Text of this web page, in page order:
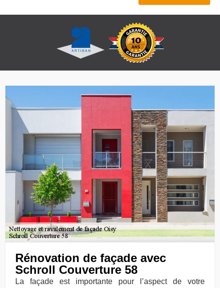
Rénovation de façade avec
Schroll Couverture 58
La façade est importante pour l’aspect de votre